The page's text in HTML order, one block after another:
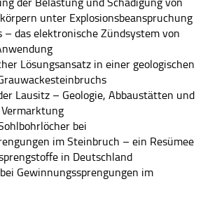
unter Explosionsbeanspruchung
– das elektronische Zündsystem von
Lösungsansatz in einer geologischen
Lausitz – Geologie, Abbaustätten und
bei
im Steinbruch – ein Resümee
in Deutschland
Gewinnungssprengungen im